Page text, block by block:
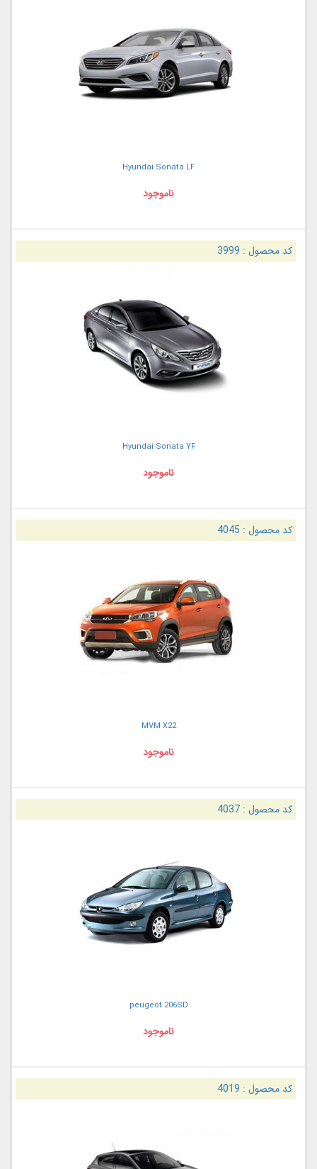
Hyundai Sonata LF
ناموجود
کد محصول : 3999
Hyundai Sonata YF
ناموجود
کد محصول : 4045
MVM X22
ناموجود
کد محصول :4037
peugeot 206SD
ناموجود
کد محصول : 4019